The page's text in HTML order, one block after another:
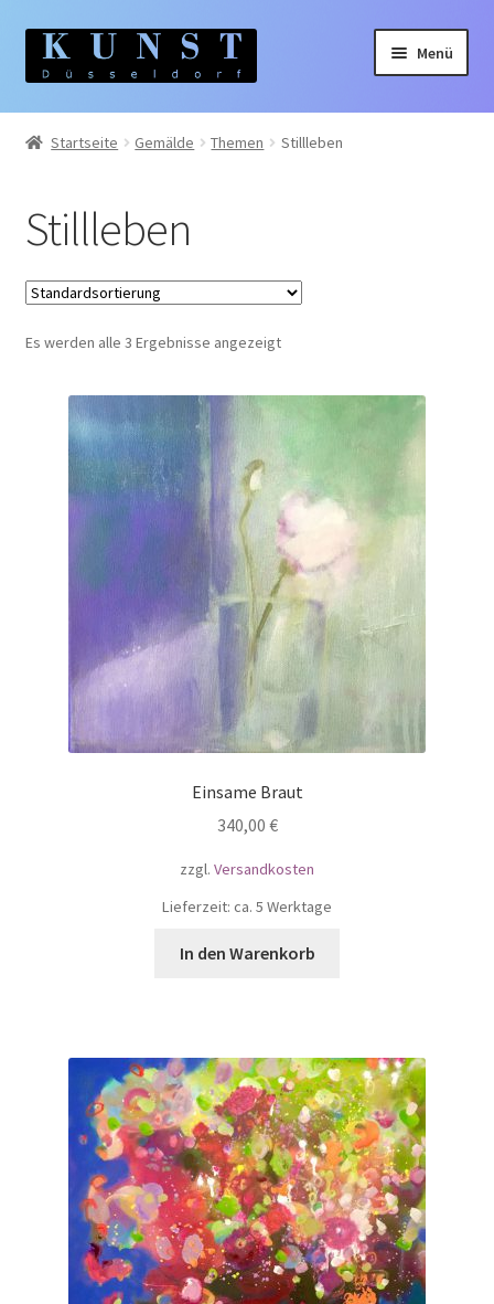
Zur
Navigation
Zum
Inhalt
Menü
Home
Künstler:innen
Themen
Abstrakte Kunst
Frauen
Landschaften
Menschen
Stillleben
Szenen
Grafiken/Drucke/Zeichnungen
Startseite Gemälde Themen Stillleben
Stillleben
Es werden alle 3 Ergebnisse angezeigt
Einsame Braut
340,00 €
zzgl. Versandkosten
Lieferzeit: ca. 5 Werktage
In den Warenkorb